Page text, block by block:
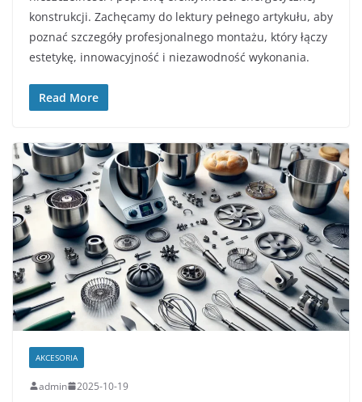
konstrukcji. Zachęcamy do lektury pełnego artykułu, aby
poznać szczegóły profesjonalnego montażu, który łączy
estetykę, innowacyjność i niezawodność wykonania.
Read More
AKCESORIA
admin 2025-10-19